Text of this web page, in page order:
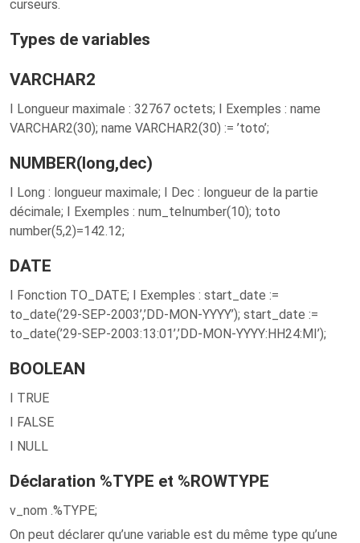
curseurs.
Types de variables
VARCHAR2
I Longueur maximale : 32767 octets; I Exemples : name
VARCHAR2(30); name VARCHAR2(30) := ’toto’;
NUMBER(long,dec)
I Long : longueur maximale; I Dec : longueur de la partie
décimale; I Exemples : num_telnumber(10); toto
number(5,2)=142.12;
DATE
I Fonction TO_DATE; I Exemples : start_date :=
to_date(’29-SEP-2003’,’DD-MON-YYYY’); start_date :=
to_date(’29-SEP-2003:13:01’,’DD-MON-YYYY:HH24:MI’);
BOOLEAN
I TRUE
I FALSE
I NULL
Déclaration %TYPE et %ROWTYPE
v_nom .%TYPE;
On peut déclarer qu’une variable est du même type qu’une